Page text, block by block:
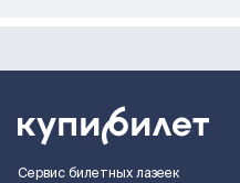
Сервис билетных лазеек